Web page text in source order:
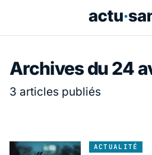
Archives du 24
3 articles publiés
ACTUALITÉ